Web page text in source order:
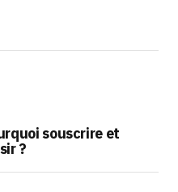
souscrire et
?